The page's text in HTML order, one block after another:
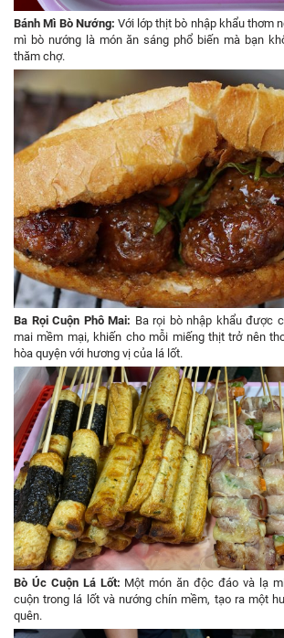
Bánh Mì Bò Nướng: Với lớp thịt bò nhập khẩu thơm
mì bò nướng là món ăn sáng phổ biến mà bạn
thăm chợ.
Ba Rọi Cuộn Phô Mai: Ba rọi bò nhập khẩu được
mai mềm mại, khiến cho mỗi miếng thịt trở nên
hòa quyện với hương vị của lá lốt.
Bò Úc Cuộn Lá Lốt: Một món ăn độc đáo và lạ
cuộn trong lá lốt và nướng chín mềm, tạo ra một
quên.